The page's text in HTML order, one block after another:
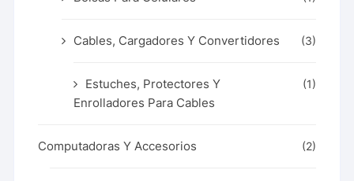
Cables, Cargadores Y Convertidores (3)
Estuches, Protectores Y
Enrolladores Para Cables
(1)
Computadoras Y Accesorios (2)